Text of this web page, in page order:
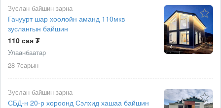
4
Зуслан байшин зарна
Гачуурт шар хоолойн аманд 110мкв
зуслангын байшин
110 сая ₮
Улаанбаатар
28 7сарын
Зуслан байшин зарна
СБД-н 20-р хороонд Сэлхид хашаа байшин